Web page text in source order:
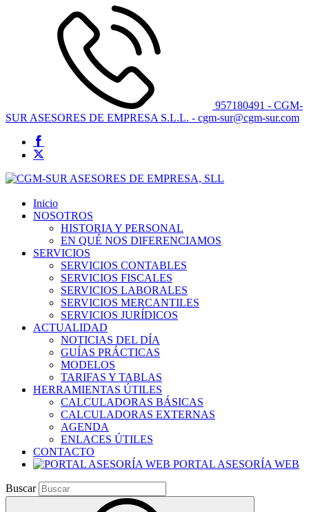
957180491 - CGM-
SUR ASESORES DE EMPRESA S.L.L. - cgm-sur@cgm-sur.com
Inicio
NOSOTROS
HISTORIA Y PERSONAL
EN QUÉ NOS DIFERENCIAMOS
SERVICIOS
SERVICIOS CONTABLES
SERVICIOS FISCALES
SERVICIOS LABORALES
SERVICIOS MERCANTILES
SERVICIOS JURÍDICOS
ACTUALIDAD
NOTICIAS DEL DÍA
GUÍAS PRÁCTICAS
MODELOS
TARIFAS Y TABLAS
HERRAMIENTAS ÚTILES
CALCULADORAS BÁSICAS
CALCULADORAS EXTERNAS
AGENDA
ENLACES ÚTILES
CONTACTO
PORTAL ASESORÍA WEB
Buscar